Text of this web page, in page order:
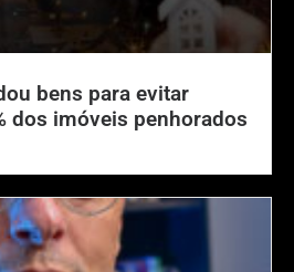
bens para evitar
dos imóveis penhorados